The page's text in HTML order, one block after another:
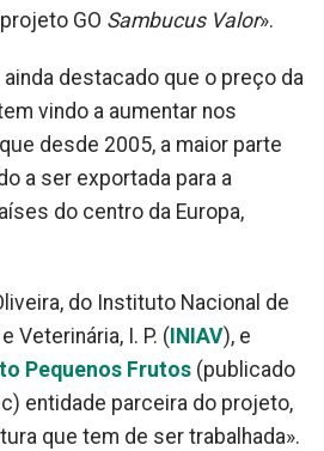
GO Sambucus Valor».
destacado que o preço da
vindo a aumentar nos
desde 2005, a maior parte
a ser exportada para a
do centro da Europa,
do Instituto Nacional de
Veterinária, I. P. (INIAV), e
Pequenos Frutos (publicado
entidade parceira do projeto,
que tem de ser trabalhada».